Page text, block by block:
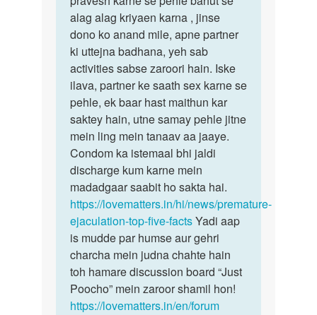
alag alag kriyaen karna , jinse
dono ko anand mile, apne partner
ki uttejna badhana, yeh sab
activities sabse zaroori hain. Iske
ilava, partner ke saath sex karne se
pehle, ek baar hast maithun kar
saktey hain, utne samay pehle jitne
mein ling mein tanaav aa jaaye.
Condom ka istemaal bhi jaldi
discharge kum karne mein
madadgaar saabit ho sakta hai.
https://lovematters.in/hi/news/premature-
ejaculation-top-five-factsYadi aap
is mudde par humse aur gehri
charcha mein judna chahte hain
toh hamare discussion board “Just
Poocho” mein zaroor shamil hon!
https://lovematters.in/en/forum